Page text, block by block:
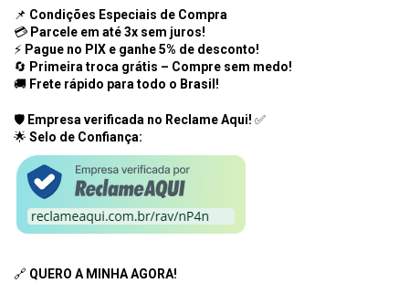
📌 Condições Especiais de Compra
💳 Parcele em até 3x sem juros!
⚡ Pague no PIX e ganhe 5% de desconto!
🔄 Primeira troca grátis – Compre sem medo!
🚚 Frete rápido para todo o Brasil!
🛡️ Empresa verificada no Reclame Aqui! ✅
🌟 Selo de Confiança:
🔗 QUERO A MINHA AGORA!